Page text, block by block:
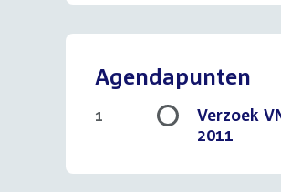
Agendapunten
Verzoek
2011
1